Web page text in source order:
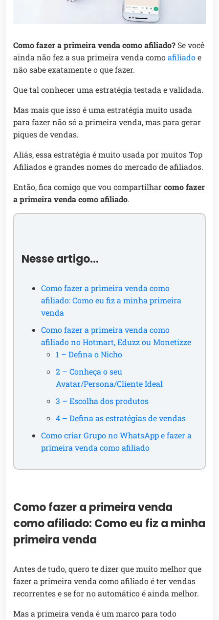
Como fazer a primeira venda como afiliado? Se você
ainda não fez a sua primeira venda comoafiliadoe
não sabe exatamente o que fazer.
Que tal conhecer uma estratégia testada e validada.
Mas mais que isso é uma estratégia muito usada
para fazer não só a primeira venda, mas para gerar
piques de vendas.
Aliás, essa estratégia é muito usada por muitos Top
Afiliados e grandes nomes do mercado de afiliados.
Então, fica comigo que vou compartilharcomo fazer
a primeira venda como afiliado.
Nesse artigo…
Como fazer a primeira venda como
afiliado: Como eu fiz a minha primeira
venda
Como fazer a primeira venda como
afiliado no Hotmart, Eduzz ou Monetizze
1 – Defina o Nicho
2 – Conheça o seu
Avatar/Persona/Cliente Ideal
3 – Escolha dos produtos
4 – Defina as estratégias de vendas
Como criar Grupo no WhatsApp e fazer a
primeira venda como afiliado
Como fazer a primeira venda
como afiliado: Como eu fiz a minha
primeira venda
Antes de tudo, quero te dizer que muito melhor que
fazer a primeira venda como afiliado é ter vendas
recorrentes e se for no automático é ainda melhor.
Mas a primeira venda é um marco para todo